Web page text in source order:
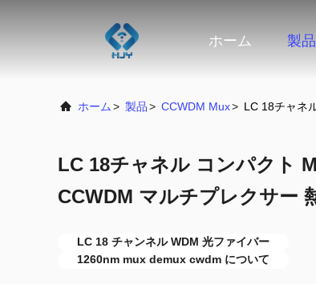
ホーム 製品
ホーム > 製品> CCWDM Mux> LC 18チャネ
LC 18チャネル コンパクト
CCWDM マルチプレクサー
LC 18 チャンネル WDM 光ファイバー
1260nm mux demux cwdm について